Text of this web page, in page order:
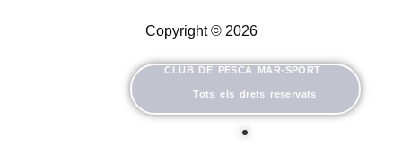
Copyright © 2026
CLUB DE PESCA MAR-SPORT
Tots els drets reservats